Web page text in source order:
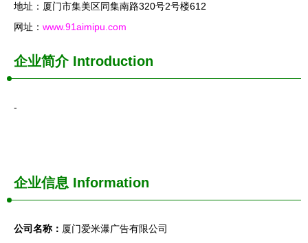
地址：厦门市集美区同集南路320号2号楼612
网址： www.91aimipu.com
企业简介Introduction
-
企业信息 Information
公司名称： 厦门爱米瀑广告有限公司